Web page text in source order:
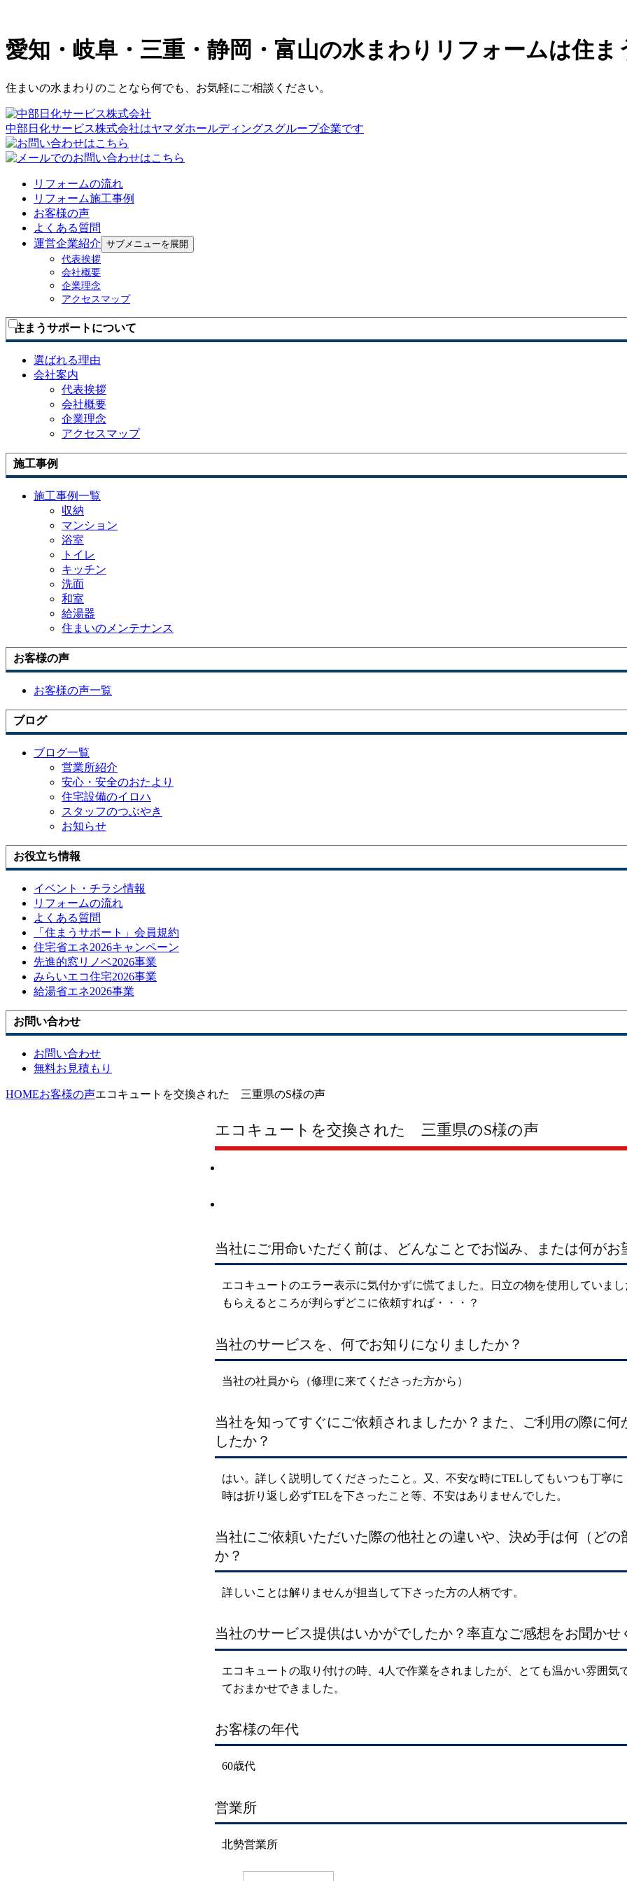
愛知・岐阜・三重・静岡・富山の水まわりリフォームは住ま
住まいの水まわりのことなら何でも、お気軽にご相談ください。
中部日化サービス株式会社はヤマダホールディングスグループ企業です
リフォームの流れ
リフォーム施工事例
お客様の声
よくある質問
運営企業紹介 サブメニューを展開
代表挨拶
会社概要
企業理念
アクセスマップ
住まうサポートについて
選ばれる理由
会社案内
代表挨拶
会社概要
企業理念
アクセスマップ
施工事例
施工事例一覧
収納
マンション
浴室
トイレ
キッチン
洗面
和室
給湯器
住まいのメンテナンス
お客様の声
お客様の声一覧
ブログ
ブログ一覧
営業所紹介
安心・安全のおたより
住宅設備のイロハ
スタッフのつぶやき
お知らせ
お役立ち情報
イベント・チラシ情報
リフォームの流れ
よくある質問
「住まうサポート」会員規約
住宅省エネ2026キャンペーン
先進的窓リノベ2026事業
みらいエコ住宅2026事業
給湯省エネ2026事業
お問い合わせ
お問い合わせ
無料お見積もり
HOMEお客様の声エコキュートを交換された 三重県のS様の声
エコキュートを交換された 三重県のS様の声
当社にご用命いただく前は、どんなことでお悩み、または何がお
エコキュートのエラー表示に気付かずに慌てました。日立の物を使用していま
もらえるところが判らずどこに依頼すれば・・・？
当社のサービスを、何でお知りになりましたか？
当社の社員から（修理に来てくださった方から）
当社を知ってすぐにご依頼されましたか？また、ご利用の際に何
したか？
はい。詳しく説明してくださったこと。又、不安な時にTELしてもいつも丁寧に
時は折り返し必ずTELを下さったこと等、不安はありませんでした。
当社にご依頼いただいた際の他社との違いや、決め手は何（どの
か？
詳しいことは解りませんが担当して下さった方の人柄です。
当社のサービス提供はいかがでしたか？率直なご感想をお聞かせ
エコキュートの取り付けの時、4人で作業をされましたが、とても温かい雰囲気
ておまかせできました。
お客様の年代
60歳代
営業所
北勢営業所